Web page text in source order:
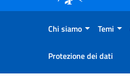
Chi siamo Temi
Protezione dei dati